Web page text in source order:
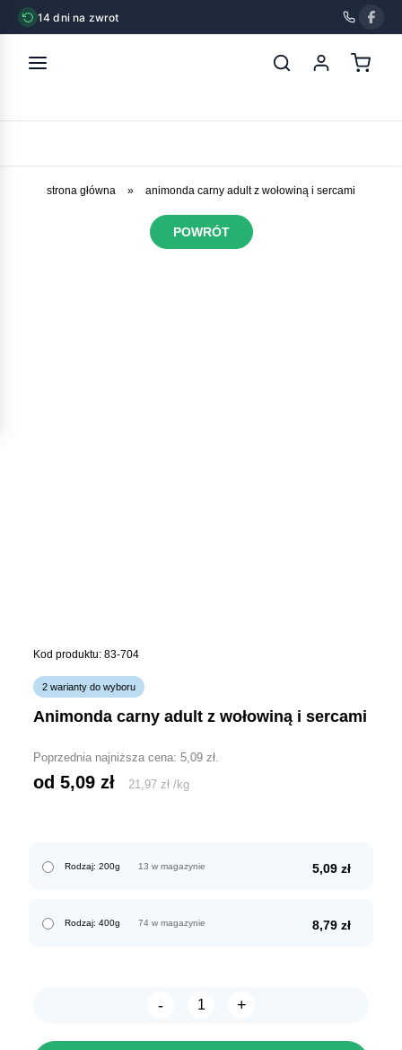
14 dni na zwrot
strona główna » animonda carny adult z wołowiną i sercami
POWRÓT
Kod produktu: 83-704
2 warianty do wyboru
animonda carny adult z wołowiną i sercami
Poprzednia najniższa cena:5,09zł.
od 5,09zł 21,97zł /kg
Rodzaj: 200g 5,09 zł
13 w magazynie
Rodzaj: 400g 8,79 zł
74 w magazynie
-
ilość
+